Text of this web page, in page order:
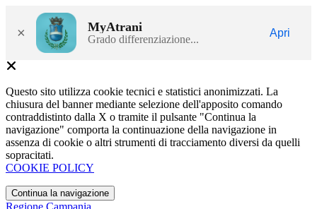
× MyAtrani
Grado differenziazione...
Apri
Questo sito utilizza cookie tecnici e statistici anonimizzati. La
chiusura del banner mediante selezione dell'apposito comando
contraddistinto dalla X o tramite il pulsante "Continua la
navigazione" comporta la continuazione della navigazione in
assenza di cookie o altri strumenti di tracciamento diversi da quelli
sopracitati.
COOKIE POLICY
Continua la navigazione
Regione Campania